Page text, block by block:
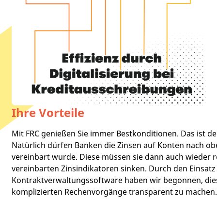
Ihre Vorteile
Mit FRC genießen Sie immer Bestkonditionen. Das ist
Natürlich dürfen Banken die Zinsen auf Konten nach
vereinbart wurde. Diese müssen sie dann auch wieder
vereinbarten Zinsindikatoren sinken. Durch den
Kontraktverwaltungssoftware haben wir begonnen,
komplizierten Rechenvorgänge transparent zu machen.